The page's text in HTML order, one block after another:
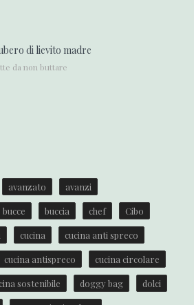
di lievito madre
da non buttare
avanzato avanzi
bucce buccia chef Cibo
cucina cucina anti spreco
cucina antispreco cucina circolare
sostenibile doggy bag dolci